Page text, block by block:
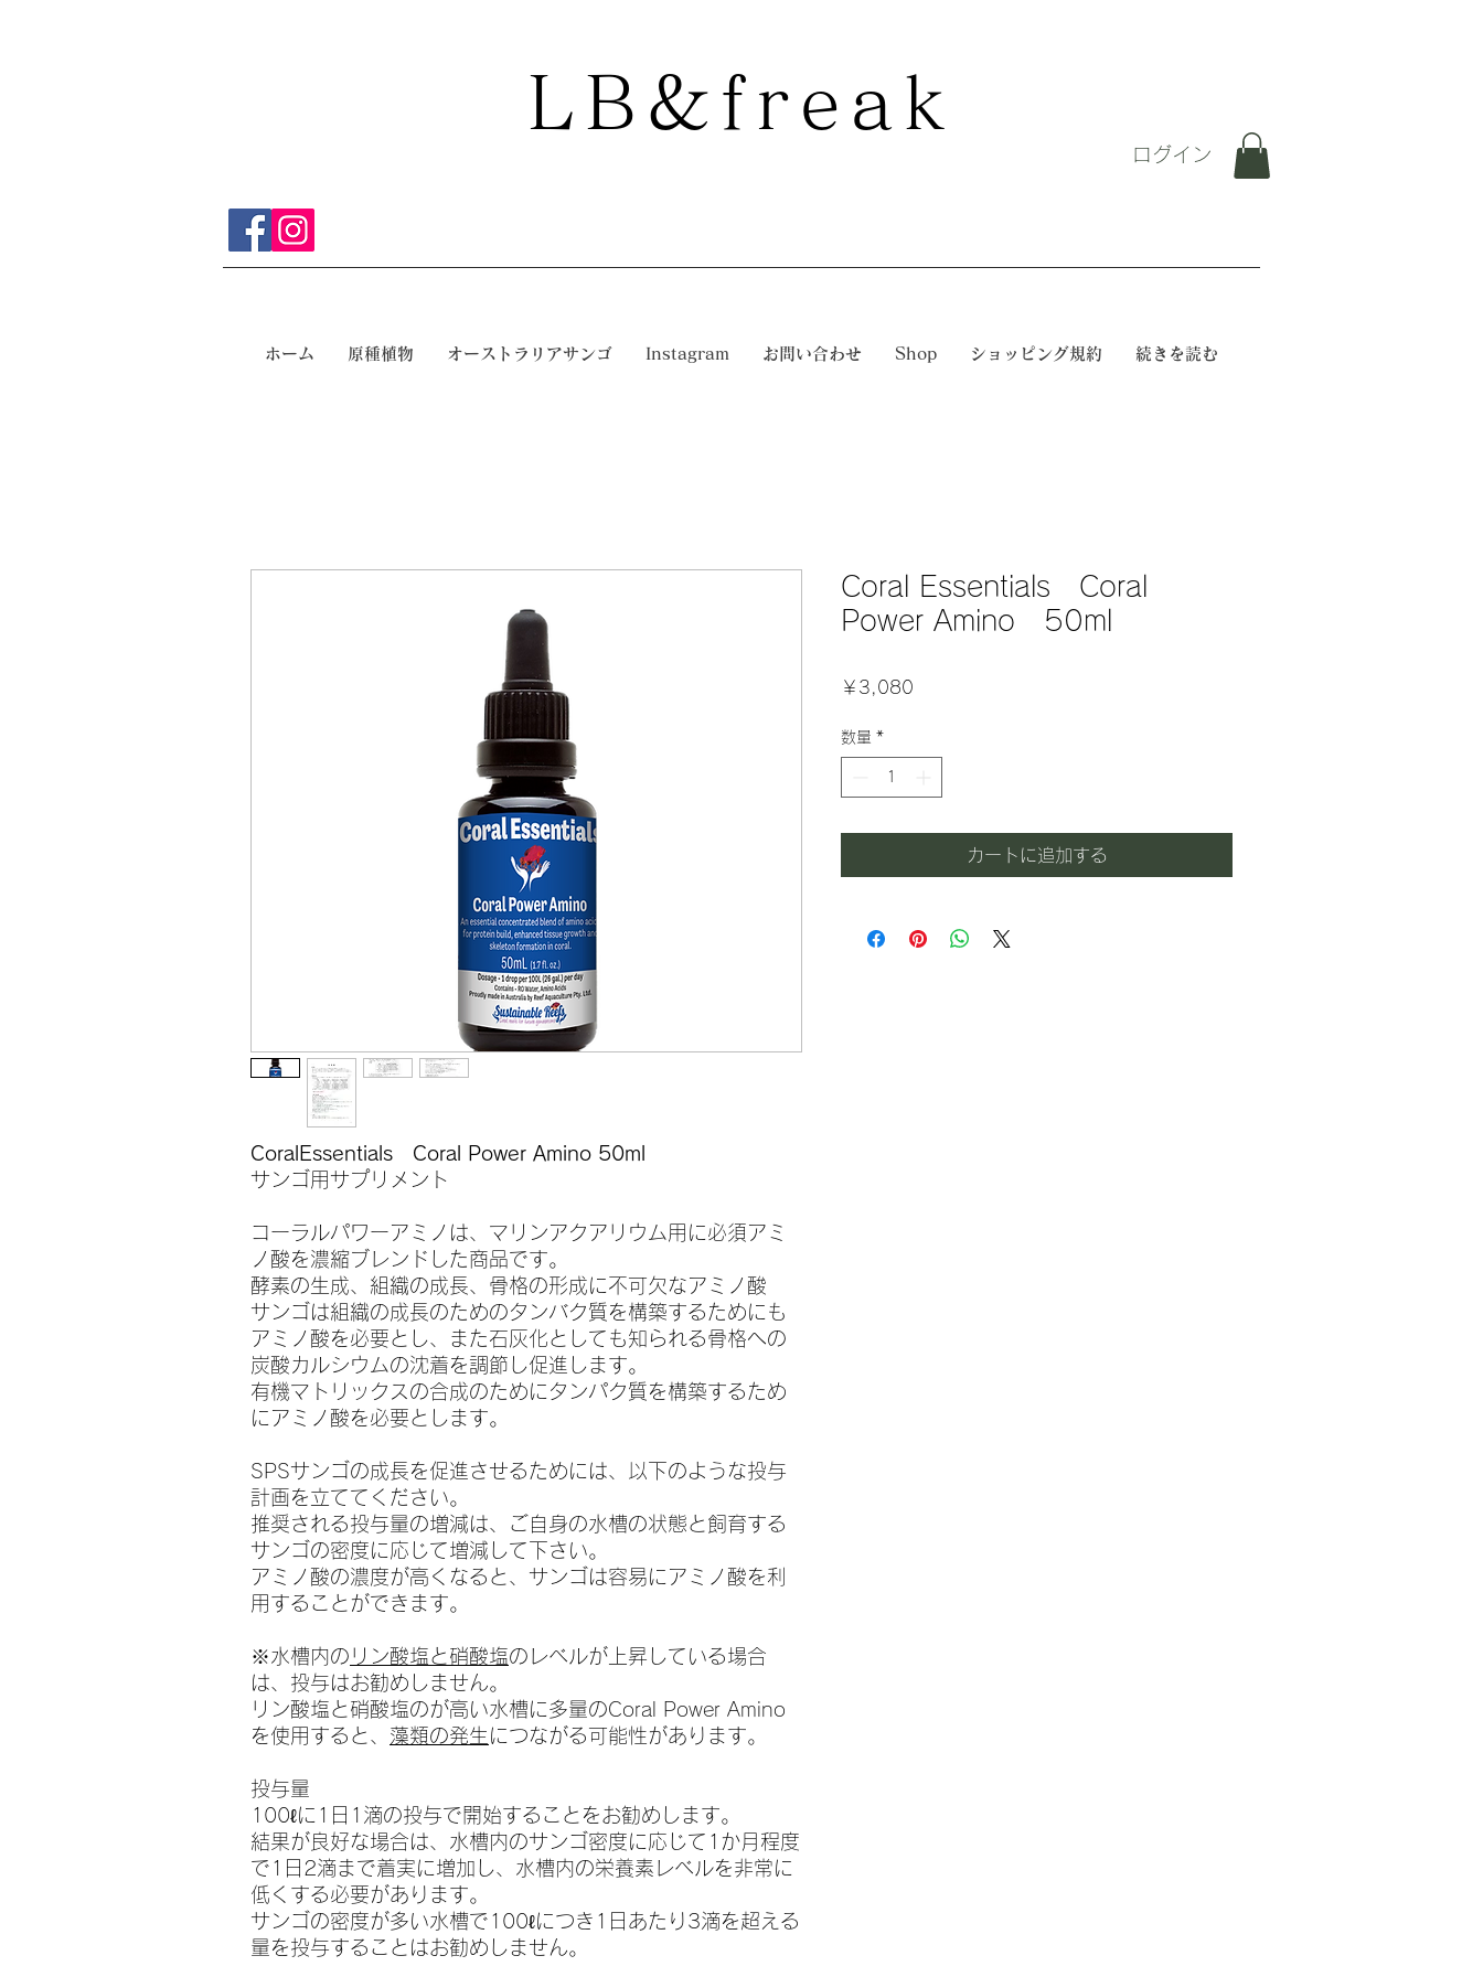
LB&freak
ログイン
ホーム 原種植物 オーストラリアサンゴ Instagram お問い合わせ Shop ショッピング規約 続きを読む
CoralEssentials Coral Power Amino 50ml
サンゴ用サプリメント
コーラルパワーアミノは、マリンアクアリウム用に必須アミ
ノ酸を濃縮ブレンドした商品です。
酵素の生成、組織の成長、骨格の形成に不可欠なアミノ酸
サンゴは組織の成長のためのタンバク質を構築するためにも
アミノ酸を必要とし、また石灰化としても知られる骨格への
炭酸カルシウムの沈着を調節し促進します。
有機マトリックスの合成のためにタンパク質を構築するため
にアミノ酸を必要とします。
SPSサンゴの成長を促進させるためには、以下のような投与
計画を立ててください。
推奨される投与量の増減は、ご自身の水槽の状態と飼育する
サンゴの密度に応じて増減して下さい。
アミノ酸の濃度が高くなると、サンゴは容易にアミノ酸を利
用することができます。
※水槽内の リン酸塩と硝酸塩のレベルが上昇している場合
は、投与はお勧めしません。
リン酸塩と硝酸塩のが高い水槽に多量のCoral Power Amino
を使用すると、 藻類の発生 につながる可能性があります。
投与量
100ℓに1日1滴の投与で開始することをお勧めします。
結果が良好な場合は、水槽内のサンゴ密度に応じて1か月程度
で1日2滴まで着実に増加し、水槽内の栄養素レベルを非常に
低くする必要があります。
サンゴの密度が多い水槽で100ℓにつき1日あたり3滴を超える
量を投与することはお勧めしません。
Coral Essentials Coral
Power Amino 50ml
￥3,080
数量 *
カートに追加する